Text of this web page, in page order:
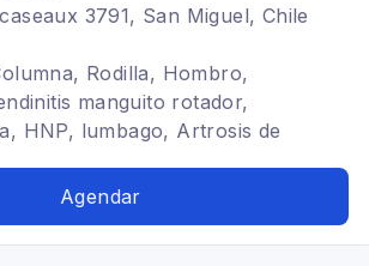
3791, San Miguel, Chile
Rodilla, Hombro,
manguito rotador,
HNP, lumbago, Artrosis de
condromalacia
Agendar